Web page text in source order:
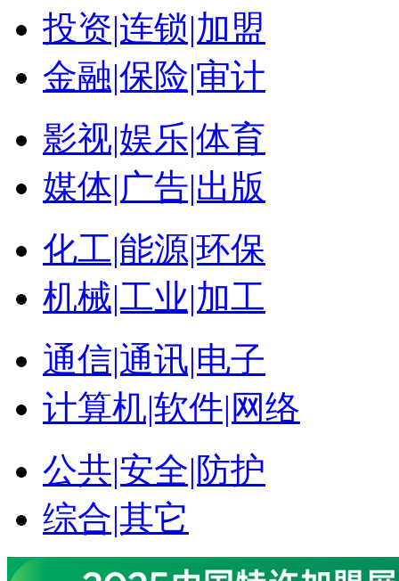
投资|连锁|加盟
金融|保险|审计
影视|娱乐|体育
媒体|广告|出版
化工|能源|环保
机械|工业|加工
通信|通讯|电子
计算机|软件|网络
公共|安全|防护
综合|其它